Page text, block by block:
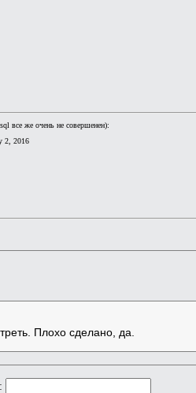
все же очень не совершенен):
2, 2016
Плохо сделано, да.
: